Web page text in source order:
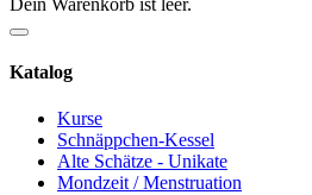
Katalog
Kurse
Schnäppchen-Kessel
Alte Schätze - Unikate
Mondzeit / Menstruation